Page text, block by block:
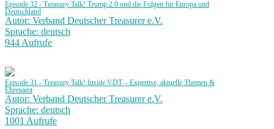
Episode 32 - Treasury Talk! Trump 2.0 und die Folgen für Europa und
Deutschland
Autor: Verband Deutscher Treasurer e.V.
Sprache: deutsch
944 Aufrufe
Episode 31 - Treasury Talk! Inside VDT – Expertise, aktuelle Themen &
Ehrenamt
Autor: Verband Deutscher Treasurer e.V.
Sprache: deutsch
1001 Aufrufe